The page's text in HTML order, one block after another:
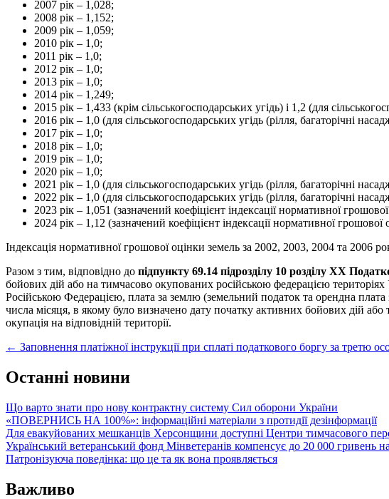
2007 рік – 1,028;
2008 рік – 1,152;
2009 рік – 1,059;
2010 рік – 1,0;
2011 рік – 1,0;
2012 рік – 1,0;
2013 рік – 1,0;
2014 рік – 1,249;
2015 рік – 1,433 (крім сільськогосподарських угідь) і 1,2 (для
2016 рік – 1,0 (для сільськогосподарських угідь (рілля, багаторічні
2017 рік – 1,0;
2018 рік – 1,0;
2019 рік – 1,0;
2020 рік – 1,0;
2021 рік – 1,0 (для сільськогосподарських угідь (рілля, багаторічні
2022 рік – 1,0 (для сільськогосподарських угідь (рілля, багаторічні
2023 рік – 1,051 (зазначений коефіцієнт індексації нормативної
2024 рік – 1,12 (зазначений коефіцієнт індексації нормативної
Індексація нормативної грошової оцінки земель за 2002, 2003, 2004 та 2006
Разом з тим, відповідно до підпункту 69.14 підрозділу 10 розділу ХХ
бойових дій або на тимчасово окупованих російською федерацією
Російською Федерацією, плата за землю (земельний податок та орендна плата
числа місяця, в якому було визначено дату початку активних бойових дій або
окупація на відповідній території.
Post
navigation
← Заповнення платіжної інструкції при сплаті податкового боргу за третю
Останні новини
Що варто знати про нову контрактну систему Сил оборони України
«ПОВЕРНИСЬ НА 100%»: інформаційні матеріали з протидії дезінформації
Для евакуйованих мешканців Херсонщини доступні Центри тимчасового
Український ветеранський фонд Мінветеранів компенсує до 20 000 гривень
Патронізуюча поведінка: що це та як вона проявляється
Важливо